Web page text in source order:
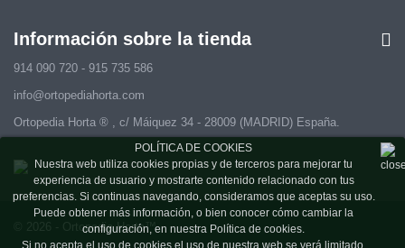
POLÍTICA DE COOKIES
Nuestra web utiliza cookies propias y de terceros para mejorar tu
experiencia de usuario y mostrarte contenido relacionado con tus
preferencias. Si continuas navegando, consideramos que aceptas su uso.
Puede obtener más información, o bien conocer cómo cambiar la
configuración, en nuestra Política de cookies.
Si no acepta el uso de cookies el uso de nuestra web se verá limitado.
Información sobre la tienda
914 090 720 - 915 735 586
info@ortopediahorta.com
Ortopedia Horta ® , c/ Máiquez 34 - 28009 (MADRID) España.
© 2026 - Ortopedia Horta™